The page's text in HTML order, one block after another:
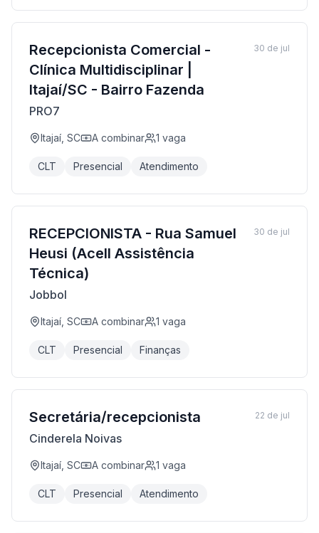
Recepcionista Comercial -
Clínica Multidisciplinar |
Itajaí/SC - Bairro Fazenda
PRO7
Itajaí, SC A combinar 1 vaga
CLT Presencial Atendimento
30 de jul
RECEPCIONISTA - Rua Samuel
Heusi (Acell Assistência
Técnica)
Jobbol
Itajaí, SC A combinar 1 vaga
CLT Presencial Finanças
30 de jul
Secretária/recepcionista
Cinderela Noivas
Itajaí, SC A combinar 1 vaga
CLT Presencial Atendimento
22 de jul